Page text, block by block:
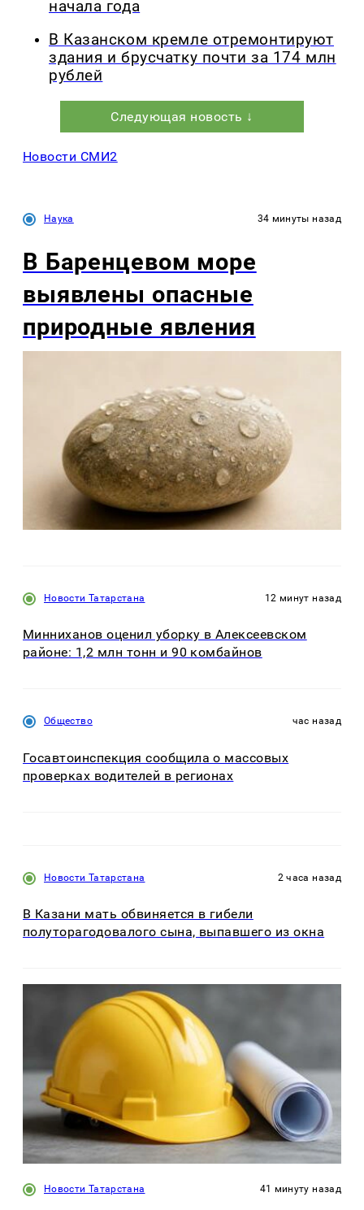
начала года
В Казанском кремле отремонтируют
здания и брусчатку почти за 174 млн
рублей
Следующая новость ↓
Новости СМИ2
Наука 34 минуты назад
В Баренцевом море
выявлены опасные
природные явления
Новости Татарстана 12 минут назад
Минниханов оценил уборку в Алексеевском
районе: 1,2 млн тонн и 90 комбайнов
Общество час назад
Госавтоинспекция сообщила о массовых
проверках водителей в регионах
Новости Татарстана 2 часа назад
В Казани мать обвиняется в гибели
полуторагодовалого сына, выпавшего из окна
Новости Татарстана 41 минуту назад